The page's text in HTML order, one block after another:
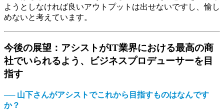
ようとしなければ良いアウトプットは出せないですし、愉し
めないと考えています。
今後の展望：アシストがIT業界における最高の商
社でいられるよう、ビジネスプロデューサーを目
指す
── 山下さんがアシストでこれから目指すものはなんです
か？